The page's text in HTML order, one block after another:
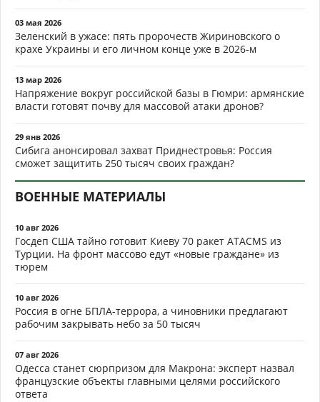
03 мая 2026
Зеленский в ужасе: пять пророчеств Жириновского о
крахе Украины и его личном конце уже в 2026-м
13 мар 2026
Напряжение вокруг российской базы в Гюмри: армянские
власти готовят почву для массовой атаки дронов?
29 янв 2026
Сибига анонсировал захват Приднестровья: Россия
сможет защитить 250 тысяч своих граждан?
ВОЕННЫЕ МАТЕРИАЛЫ
10 авг 2026
Госдеп США тайно готовит Киеву 70 ракет ATACMS из
Турции. На фронт массово едут «новые граждане» из
тюрем
10 авг 2026
Россия в огне БПЛА-террора, а чиновники предлагают
рабочим закрывать небо за 50 тысяч
07 авг 2026
Одесса станет сюрпризом для Макрона: эксперт назвал
французские объекты главными целями российского
ответа